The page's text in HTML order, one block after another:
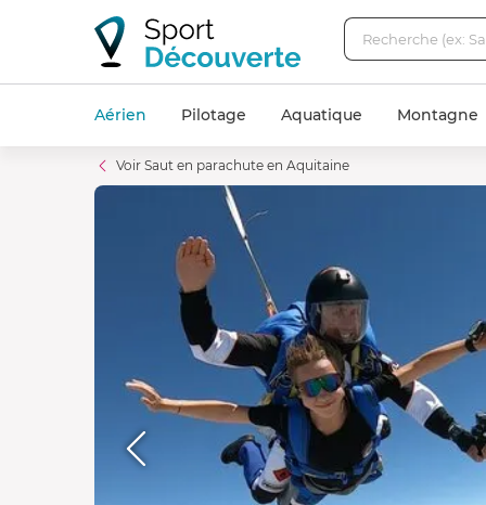
Aérien Pilotage Aquatique Montagne
Voir Saut en parachute en Aquitaine